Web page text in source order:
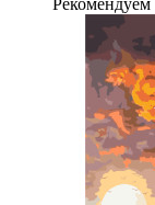
Рекомендуем